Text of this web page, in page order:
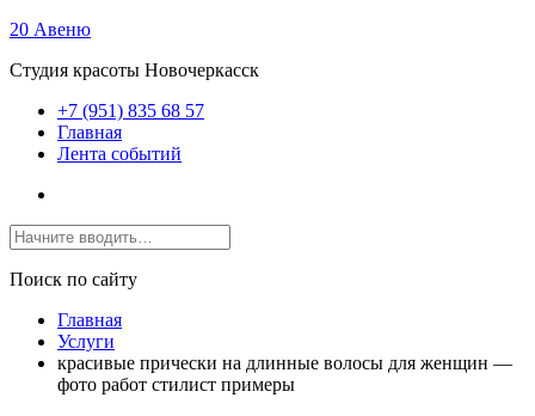
20 Авеню
Студия красоты Новочеркасск
+7 (951) 835 68 57
Главная
Лента событий
Поиск по сайту
Главная
Услуги
красивые прически на длинные волосы для женщин —
фото работ стилист примеры